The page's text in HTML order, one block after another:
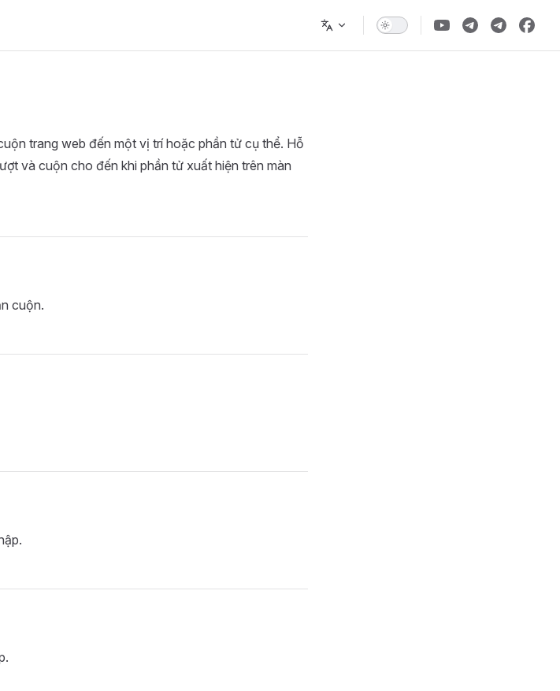
trang web đến một vị trí hoặc phần tử cụ thể. Hỗ
và cuộn cho đến khi phần tử xuất hiện trên màn
cuộn.